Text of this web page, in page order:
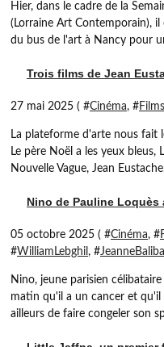
Hier, dans le cadre de la
(Lorraine Art Contemporain),
du bus de l'art à Nancy pour
Trois films de Jean
27 mai 2025 ( #Cinéma, #Films
La plateforme d'arte nous fait
Le père Noël a les yeux
Nouvelle Vague, Jean
Nino de Pauline Loquès
05 octobre 2025 ( #Cinéma, #
#WilliamLebghil , #
Nino, jeune parisien
matin qu'il a un cancer et
ailleurs de faire congeler son